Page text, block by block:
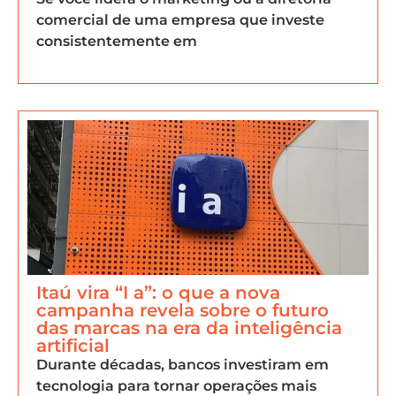
comercial de uma empresa que investe
consistentemente em
Itaú vira “I a”: o que a nova
campanha revela sobre o futuro
das marcas na era da inteligência
artificial
Durante décadas, bancos investiram em
tecnologia para tornar operações mais